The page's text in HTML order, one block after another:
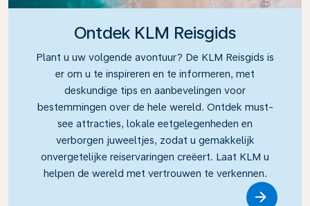
Ontdek KLM Reisgids
Plant u uw volgende avontuur? De KLM Reisgids is
er om u te inspireren en te informeren, met
deskundige tips en aanbevelingen voor
bestemmingen over de hele wereld. Ontdek must-
see attracties, lokale eetgelegenheden en
verborgen juweeltjes, zodat u gemakkelijk
onvergetelijke reiservaringen creëert. Laat KLM u
helpen de wereld met vertrouwen te verkennen.